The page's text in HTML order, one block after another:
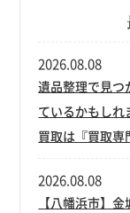
遺品整理で見つ
ているかもしれ
買取は『買取専
2026.08.08
【八幡浜市】
2026.08.08